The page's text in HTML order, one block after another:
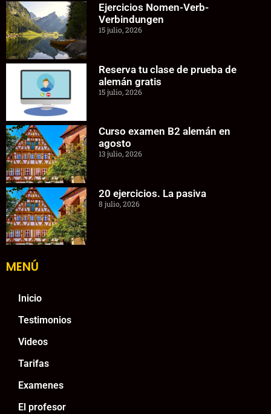
Ejercicios Nomen-Verb-
Verbindungen
15 julio, 2026
Reserva tu clase de prueba de
alemán gratis
15 julio, 2026
Curso examen B2 alemán en
agosto
13 julio, 2026
20 ejercicios. La pasiva
8 julio, 2026
MENÚ
Inicio
Testimonios
Videos
Tarifas
Examenes
El profesor